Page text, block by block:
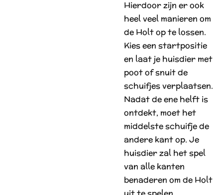
Hierdoor zijn er ook
heel veel manieren om
de Holt op te lossen.
Kies een startpositie
en laat je huisdier met
poot of snuit de
schuifjes verplaatsen.
Nadat de ene helft is
ontdekt, moet het
middelste schuifje de
andere kant op. Je
huisdier zal het spel
van alle kanten
benaderen om de Holt